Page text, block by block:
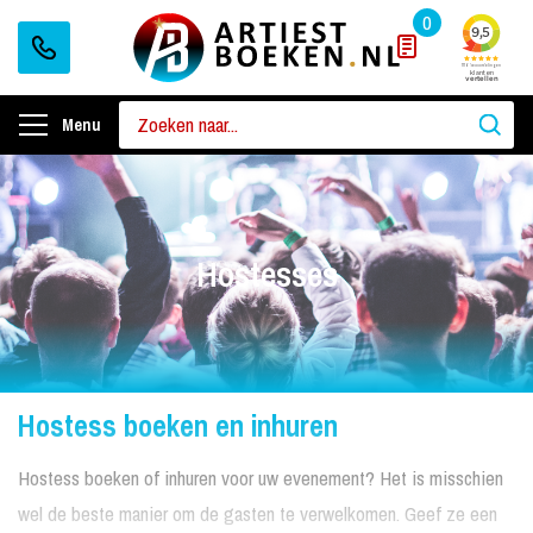
0
Menu
Hostesses
Hostess boeken en inhuren
Hostess boeken of inhuren voor uw evenement? Het is misschien
wel de beste manier om de gasten te verwelkomen. Geef ze een